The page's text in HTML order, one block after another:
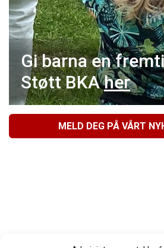
Gi barna en
Støtt BKAher
MELD DEG PÅ VÅRT